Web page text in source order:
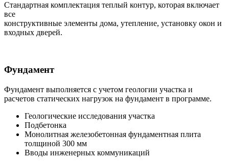
Стандартная комплектация теплый контур, которая включает
все
конструктивные элементы дома, утепление, установку окон и
входных дверей.
Фундамент
Фундамент выполняется с учетом геологии участка и
расчетов статических нагрузок на фундамент в программе.
Геологические исследования участка
Подбетонка
Монолитная железобетонная фундаментная плита
толщиной 300 мм
Вводы инженерных коммуникаций